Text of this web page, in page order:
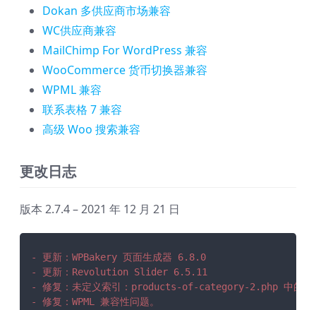
Dokan 多供应商市场兼容
WC供应商兼容
MailChimp For WordPress 兼容
WooCommerce 货币切换器兼容
WPML 兼容
联系表格 7 兼容
高级 Woo 搜索兼容
更改日志
版本 2.7.4 – 2021 年 12 月 21 日
- 更新：WPBakery 页面生成器 6.8.0
- 更新：Revolution Slider 6.5.11
- 修复：未定义索引：products-of-category-2.php 中
- 修复：WPML 兼容性问题。